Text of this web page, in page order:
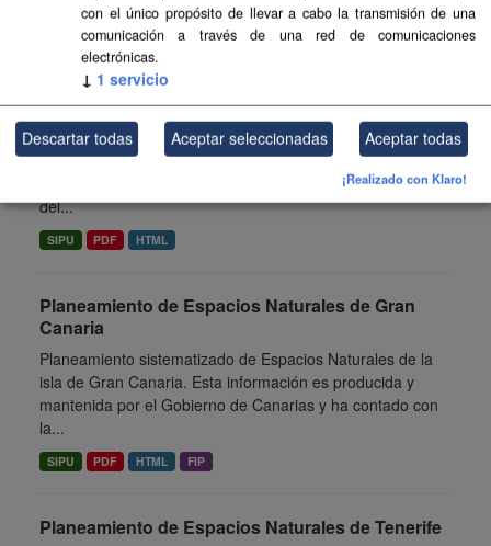
PDF HTML FIP
Planeamiento urbanístico de El Pinar
Planeamiento urbanístico sistematizado del municipio de El
Pinar . Esta información es producida y mantenida por el
Gobierno de Canarias y ha contado con la financiación
del...
SIPU PDF HTML
Planeamiento de Espacios Naturales de Gran
Canaria
Planeamiento sistematizado de Espacios Naturales de la
isla de Gran Canaria. Esta información es producida y
mantenida por el Gobierno de Canarias y ha contado con
la...
SIPU PDF HTML FIP
Planeamiento de Espacios Naturales de Tenerife
con el único propósito de llevar a cabo la transmisión de una
comunicación a través de una red de comunicaciones
electrónicas.
↓ 1 servicio
Descartar todas Aceptar seleccionadas Aceptar todas
¡Realizado con Klaro!